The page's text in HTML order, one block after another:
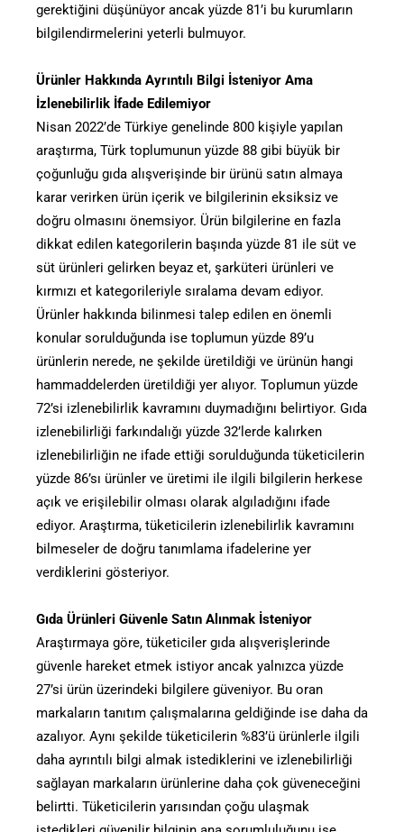
gerektiğini düşünüyor ancak yüzde 81’i bu kurumların
bilgilendirmelerini yeterli bulmuyor.
Ürünler Hakkında Ayrıntılı Bilgi İsteniyor Ama
İzlenebilirlik İfade Edilemiyor
Nisan 2022’de Türkiye genelinde 800 kişiyle yapılan
araştırma, Türk toplumunun yüzde 88 gibi büyük bir
çoğunluğu gıda alışverişinde bir ürünü satın almaya
karar verirken ürün içerik ve bilgilerinin eksiksiz ve
doğru olmasını önemsiyor. Ürün bilgilerine en fazla
dikkat edilen kategorilerin başında yüzde 81 ile süt ve
süt ürünleri gelirken beyaz et, şarküteri ürünleri ve
kırmızı et kategorileriyle sıralama devam ediyor.
Ürünler hakkında bilinmesi talep edilen en önemli
konular sorulduğunda ise toplumun yüzde 89’u
ürünlerin nerede, ne şekilde üretildiği ve ürünün hangi
hammaddelerden üretildiği yer alıyor. Toplumun yüzde
72’si izlenebilirlik kavramını duymadığını belirtiyor. Gıda
izlenebilirliği farkındalığı yüzde 32’lerde kalırken
izlenebilirliğin ne ifade ettiği sorulduğunda tüketicilerin
yüzde 86’sı ürünler ve üretimi ile ilgili bilgilerin herkese
açık ve erişilebilir olması olarak algıladığını ifade
ediyor. Araştırma, tüketicilerin izlenebilirlik kavramını
bilmeseler de doğru tanımlama ifadelerine yer
verdiklerini gösteriyor.
Gıda Ürünleri Güvenle Satın Alınmak İsteniyor
Araştırmaya göre, tüketiciler gıda alışverişlerinde
güvenle hareket etmek istiyor ancak yalnızca yüzde
27’si ürün üzerindeki bilgilere güveniyor. Bu oran
markaların tanıtım çalışmalarına geldiğinde ise daha da
azalıyor. Aynı şekilde tüketicilerin %83’ü ürünlerle ilgili
daha ayrıntılı bilgi almak istediklerini ve izlenebilirliği
sağlayan markaların ürünlerine daha çok güveneceğini
belirtti. Tüketicilerin yarısından çoğu ulaşmak